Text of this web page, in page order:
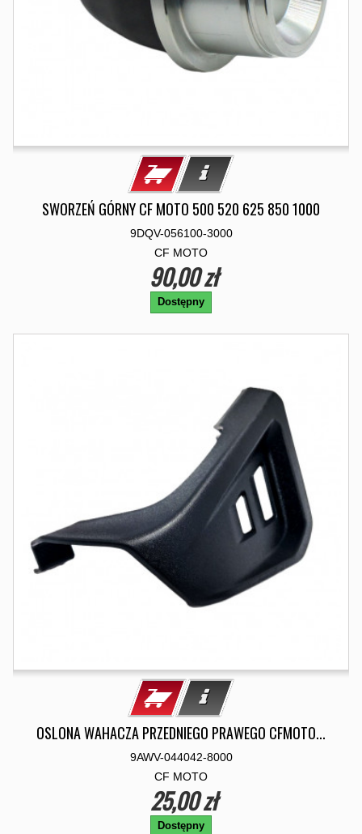
SWORZEŃ GÓRNY CF MOTO 500 520 625 850 1000
9DQV-056100-3000
CF MOTO
90,00 zł
Dostępny
OSLONA WAHACZA PRZEDNIEGO PRAWEGO CFMOTO...
9AWV-044042-8000
CF MOTO
25,00 zł
Dostępny